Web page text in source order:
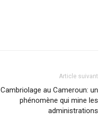
Article suivant
Cambriolage au Cameroun: un
phénomène qui mine les
administrations